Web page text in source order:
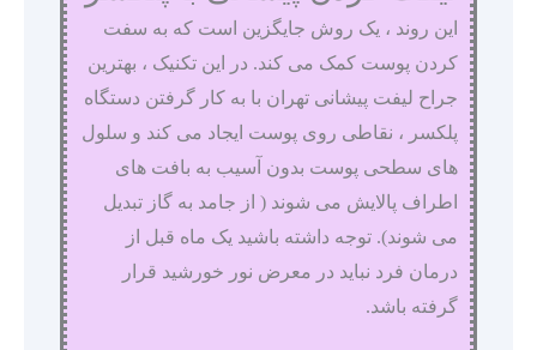
این روند ، یک روش جایگزین است که به سفت
کردن پوست کمک می کند. در این تکنیک ، بهترین
جراح لیفت پیشانی تهران با به کار گرفتن دستگاه
پلکسر ، نقاطی روی پوست ایجاد می کند و سلول
های سطحی پوست بدون آسیب به بافت های
اطراف پالایش می شوند ( از جامد به گاز تبدیل
می شوند). توجه داشته باشید یک ماه قبل از
درمان فرد نباید در معرض نور خورشید قرار
گرفته باشد.